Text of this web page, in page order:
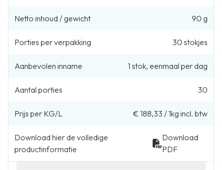
Netto inhoud / gewicht 90 g
Porties per verpakking 30 stokjes
Aanbevolen inname 1 stok, eenmaal per dag
Aantal porties 30
Prijs per KG/L € 188,33 /1kg incl. btw
Download hier de volledige
productinformatie
Download
PDF